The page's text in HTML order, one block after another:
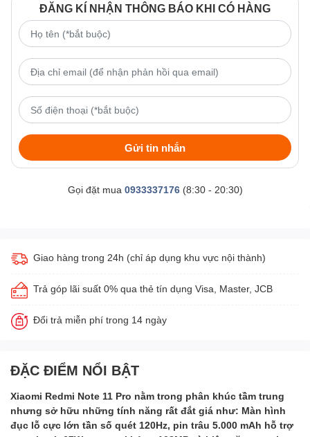
ĐĂNG KÍ NHẬN THÔNG BÁO KHI CÓ HÀNG
Gửi tin nhắn
Gọi đặt mua 0933337176(8:30 - 20:30)
Giao hàng trong 24h (chỉ áp dụng khu vực nội thành)
Trả góp lãi suất 0% qua thẻ tín dụng Visa, Master, JCB
Đổi trả miễn phí trong 14 ngày
ĐẶC ĐIỂM NỔI BẬT
Xiaomi Redmi Note 11 Pro nằm trong phân khúc tầm trung
nhưng sở hữu những tính năng rất đắt giá như: Màn hình
đục lỗ cực lớn tần số quét 120Hz, pin trâu 5.000 mAh hỗ trợ